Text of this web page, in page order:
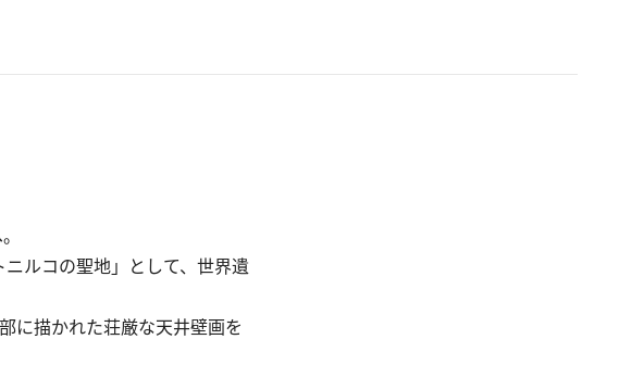
ルコの聖地」として、世界遺
に描かれた荘厳な天井壁画を